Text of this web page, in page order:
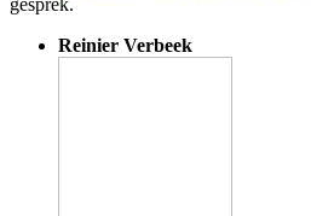
gesprek.
Reinier Verbeek